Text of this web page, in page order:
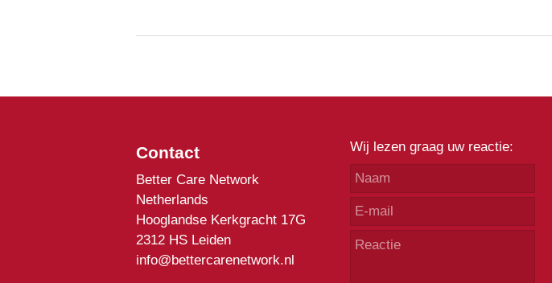
Contact
Better Care Network
Netherlands
Hooglandse Kerkgracht 17G
2312 HS Leiden
info@bettercarenetwork.nl
Wij lezen graag uw reactie: